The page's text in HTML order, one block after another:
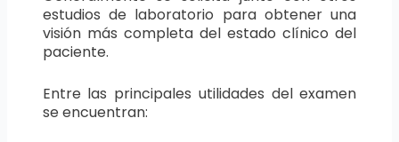
estudios de laboratorio para obtener una
visión más completa del estado clínico del
paciente.
Entre las principales utilidades del examen
se encuentran: